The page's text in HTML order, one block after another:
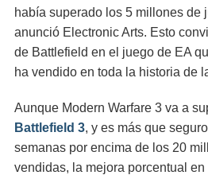
había superado los 5 millones de
anunció Electronic Arts. Esto
de Battlefield en el juego de EA
ha vendido en toda la historia de
Aunque Modern Warfare 3 va a
Battlefield 3, y es más que
semanas por encima de los 20
vendidas, la mejora porcentual